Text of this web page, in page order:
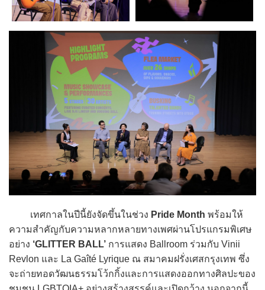
เทศกาลในปีนี้ยังจัดขึ้นในช่วง Pride Month พร้อมให้
ความสำคัญกับความหลากหลายทางเพศผ่านโปรแกรมพิเศษ
อย่าง ‘GLITTER BALL’ การแสดง Ballroom ร่วมกับ Vinii
Revlon และ La Gaîté Lyrique ณ สมาคมฝรั่งเศสกรุงเทพ ซึ่ง
จะถ่ายทอดวัฒนธรรมโว้กกิ้งและการแสดงออกทางศิลปะของ